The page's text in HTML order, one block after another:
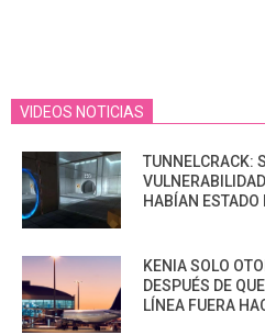
VIDEOS NOTICIAS
TUNNELCRACK:
HABÍAN
KENIA SOLO
DESPUÉS DE
LÍNEA FUERA